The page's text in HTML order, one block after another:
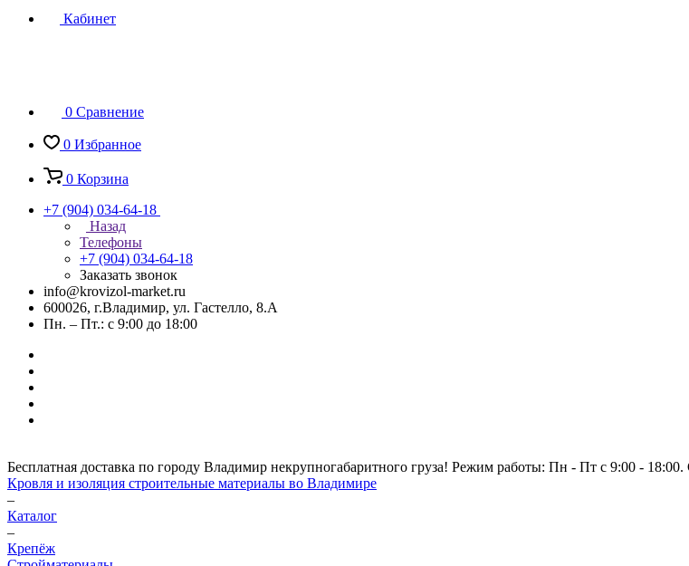
Кабинет
0 Сравнение
0 Избранное
0 Корзина
+7 (904) 034-64-18
Назад
Телефоны
+7 (904) 034-64-18
Заказать звонок
info@krovizol-market.ru
600026, г.Владимир, ул. Гастелло, 8.А
Пн. – Пт.: с 9:00 до 18:00
Бесплатная доставка по городу Владимир некрупногабаритного груза! Режим работы: Пн - Пт с 9:00 -
Кровля и изоляция строительные материалы во Владимире
–
Каталог
–
Крепёж